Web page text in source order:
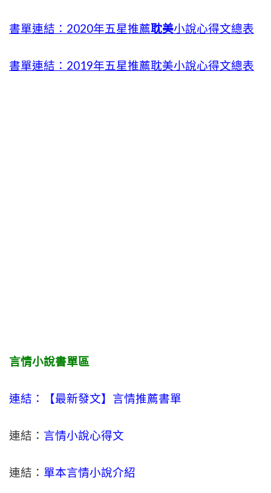
書單連結：2020年五星推薦耽美小說心得文總表
書單連結：2019年五星推薦耽美小說心得文總表
言情小說書單區
連結：【最新發文】 言情推薦書單
連結： 言情小說心得文
連結： 單本言情小說介紹